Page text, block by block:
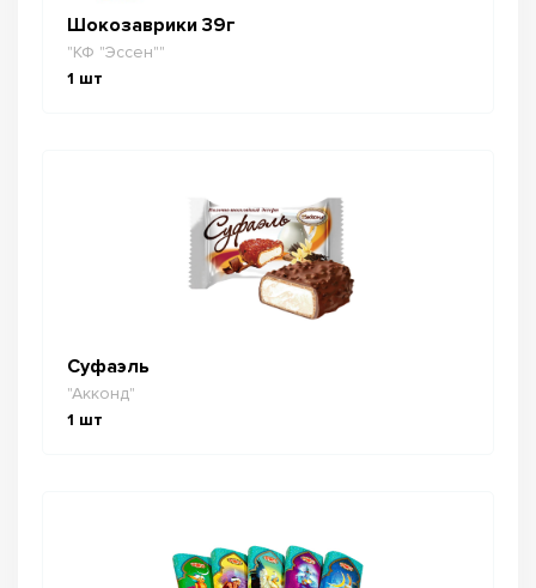
Шокозаврики 39г
"КФ "Эссен""
1 шт
Суфаэль
"Акконд"
1 шт